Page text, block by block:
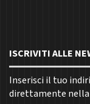
ISCRIVITI ALLE
Inserisci il tuo
direttamente